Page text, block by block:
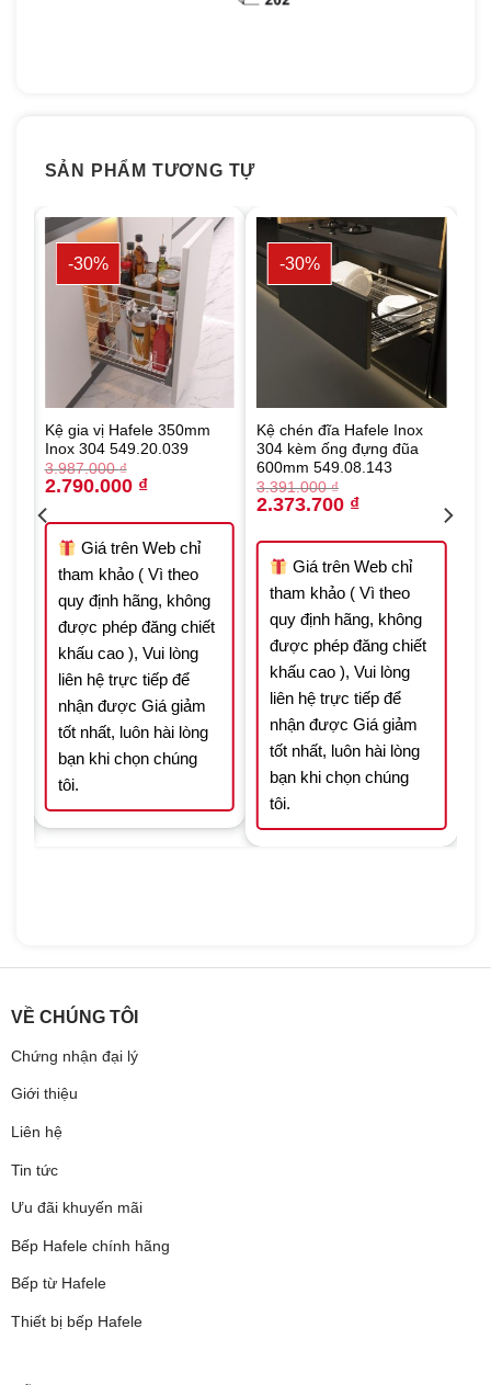
SẢN PHẨM TƯƠNG TỰ
-30%
Kệ gia vị Hafele 350mm
Inox 304 549.20.039
3.987.000₫
Original
price
was:
3.987.000 ₫.
2.790.000 ₫Current
2.790.000 ₫.
Giá trên Web chỉ
tham khảo ( Vì theo
quy định hãng, không
được phép đăng chiết
khấu cao ), Vui lòng
liên hệ trực tiếp để
nhận được Giá giảm
tốt nhất, luôn hài lòng
bạn khi chọn chúng
tôi.
-30%
Kệ chén đĩa Hafele Inox
304 kèm ống đựng đũa
600mm 549.08.143
3.391.000₫
Original
price
3.391.000 ₫.
2.373.700 ₫Current
2.373.700 ₫.
Giá trên Web chỉ
tham khảo ( Vì theo
quy định hãng, không
được phép đăng chiết
khấu cao ), Vui lòng
liên hệ trực tiếp để
nhận được Giá giảm
tốt nhất, luôn hài lòng
bạn khi chọn chúng
tôi.
VỀ CHÚNG TÔI
Chứng nhận đại lý
Giới thiệu
Liên hệ
Tin tức
Ưu đãi khuyến mãi
Bếp Hafele chính hãng
Bếp từ Hafele
Thiết bị bếp Hafele